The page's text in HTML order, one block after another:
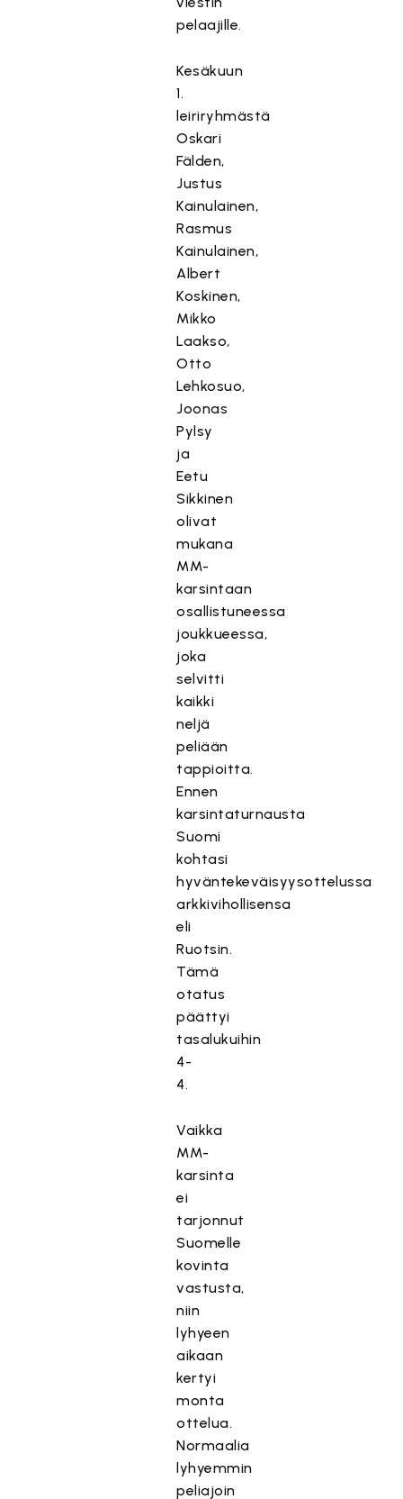
pelaajille.
Kesäkuun
1.
leiriryhmästä
Oskari
Fälden,
Justus
Kainulainen,
Rasmus
Kainulainen,
Albert
Koskinen,
Mikko
Laakso,
Otto
Lehkosuo,
Joonas
Pylsy
ja
Eetu
Sikkinen
olivat
mukana
MM-
karsintaan
osallistuneessa
joukkueessa,
joka
selvitti
kaikki
neljä
peliään
tappioitta.
Ennen
karsintaturnausta
Suomi
kohtasi
hyväntekeväisyysottelussa
arkkivihollisensa
eli
Ruotsin.
Tämä
otatus
päättyi
tasalukuihin
4-
4.
Vaikka
MM-
karsinta
ei
tarjonnut
Suomelle
kovinta
vastusta,
niin
lyhyeen
aikaan
kertyi
monta
ottelua.
Normaalia
lyhyemmin
peliajoin